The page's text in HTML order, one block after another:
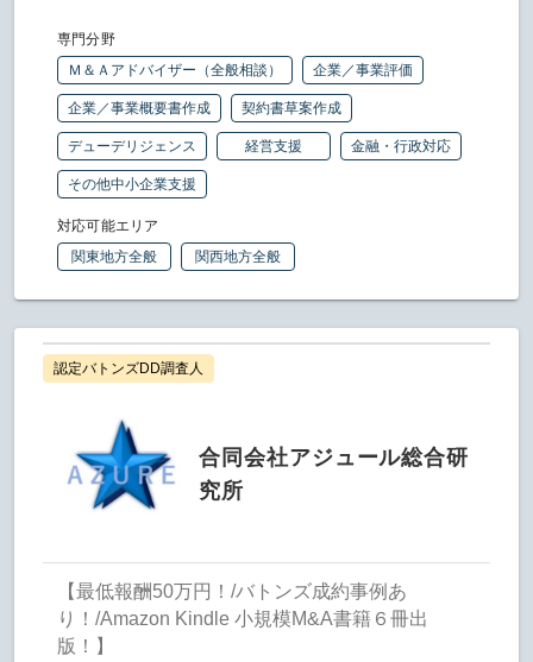
専門分野
Ｍ＆Ａアドバイザー（全般相談）
企業／事業評価
企業／事業概要書作成 契約書草案作成
デューデリジェンス 経営支援 金融・行政対応
その他中小企業支援
対応可能エリア
関東地方全般
関西地方全般
認定バトンズDD調査人
合同会社アジュール総合研
究所
【最低報酬50万円！/バトンズ成約事例あ
り！/Amazon Kindle 小規模M&A書籍６冊出
版！】